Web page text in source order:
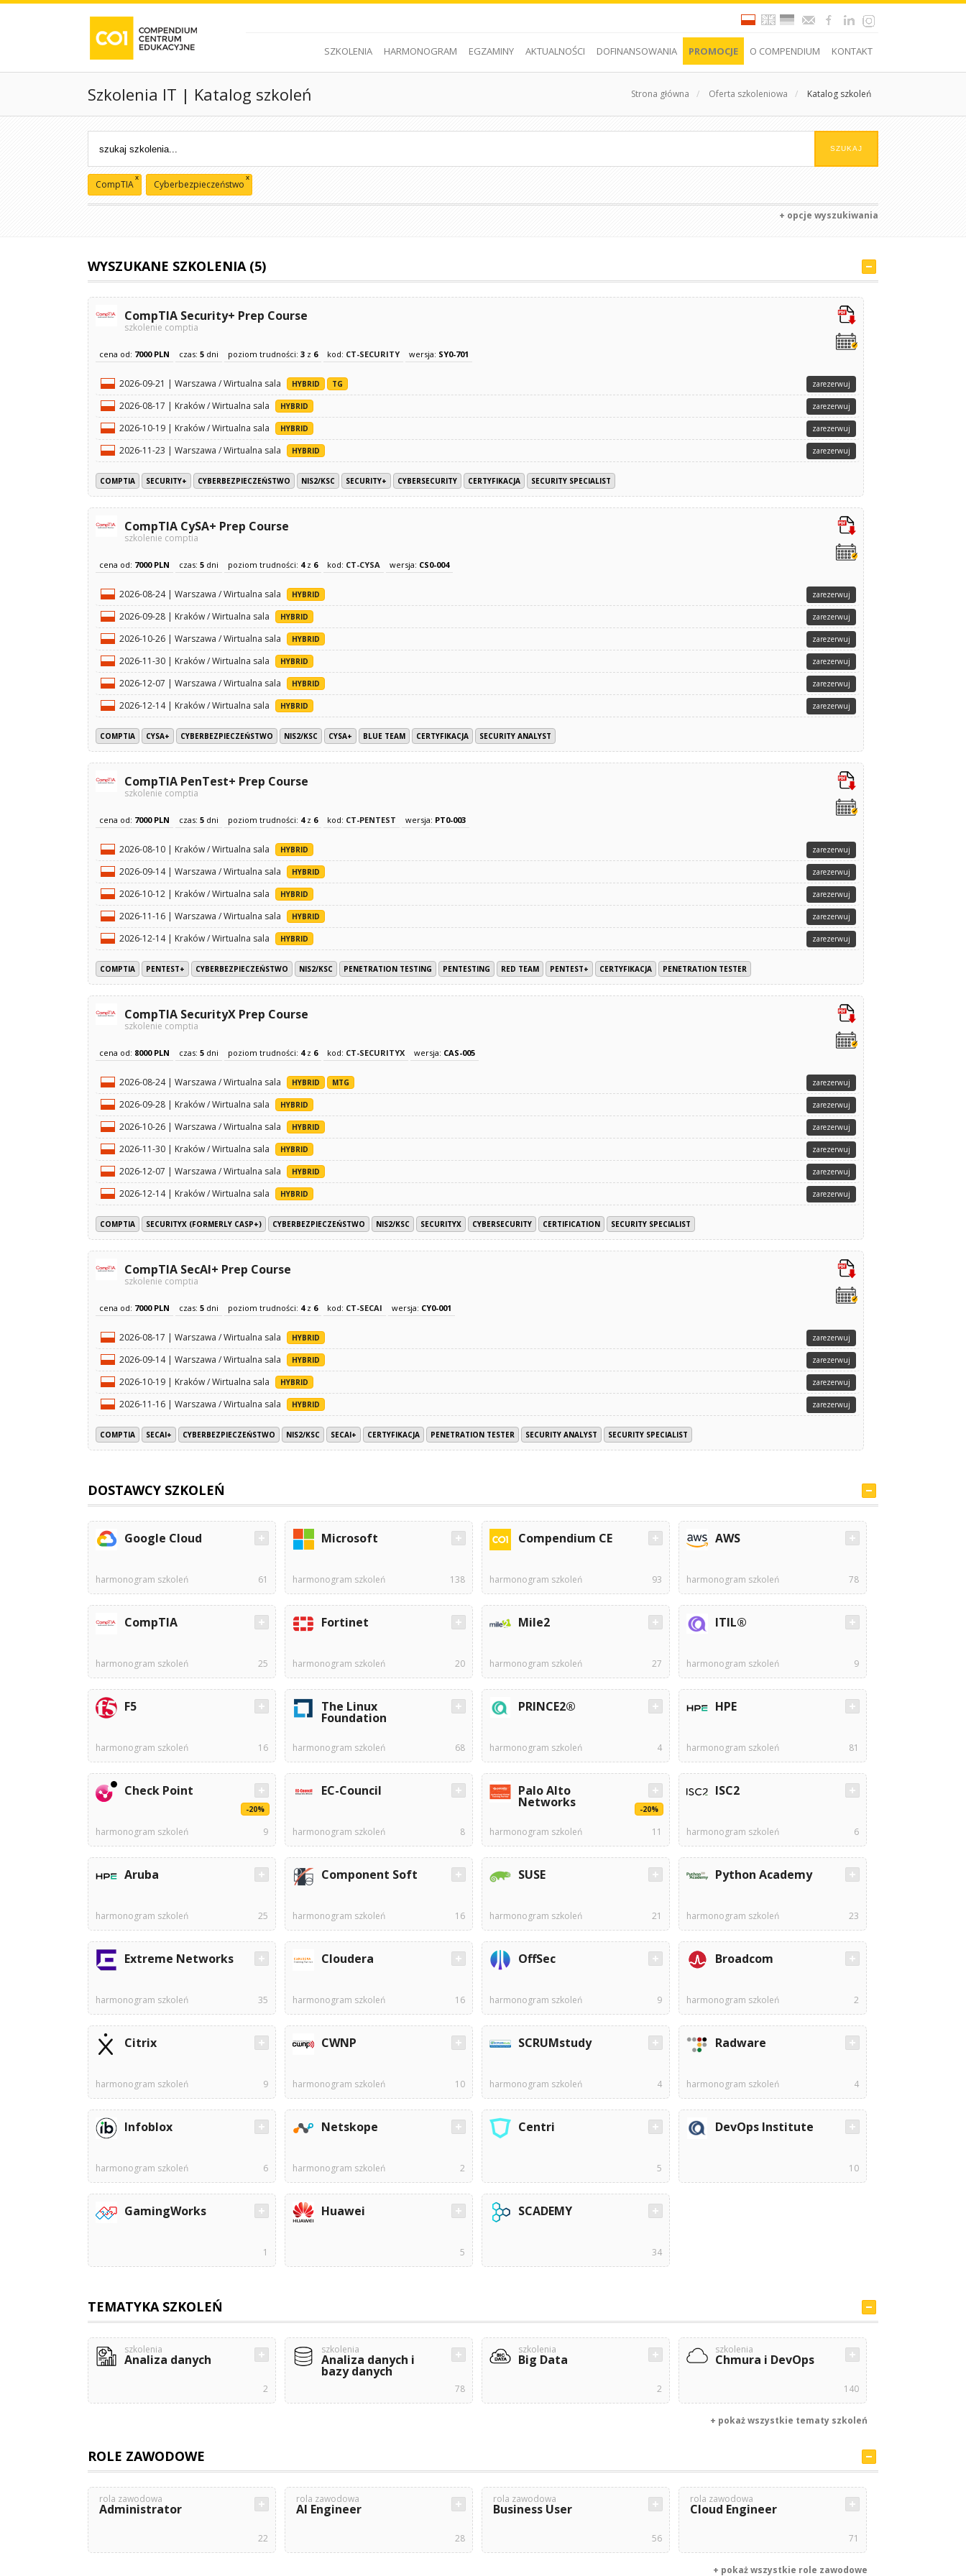
SZKOLENIA HARMONOGRAM EGZAMINY AKTUALNOŚCI DOFINANSOWANIA PROMOCJE O COMPENDIUM KONTAKT
Szkolenia IT | Katalog szkoleń Strona główna / Oferta szkoleniowa / Katalog szkoleń
CompTIA
x
Cyberbezpieczeństwo
x
+ opcje wyszukiwania
WYSZUKANE SZKOLENIA (5)
CompTIA Security+ Prep Course
szkolenie comptia
cena od: 7000 PLN czas: 5 dni poziom trudności: 3 z 6 kod: CT-SECURITY wersja: SY0-701
2026-09-21 | Warszawa / Wirtualna sala HYBRID TG zarezerwuj
2026-08-17 | Kraków / Wirtualna sala HYBRID zarezerwuj
2026-10-19 | Kraków / Wirtualna sala HYBRID zarezerwuj
2026-11-23 | Warszawa / Wirtualna sala HYBRID zarezerwuj
COMPTIA SECURITY+ CYBERBEZPIECZEŃSTWO NIS2/KSC SECURITY+ CYBERSECURITY CERTYFIKACJA SECURITY SPECIALIST
CompTIA CySA+ Prep Course
szkolenie comptia
cena od: 7000 PLN czas: 5 dni poziom trudności: 4z 6 kod: CT-CYSA wersja: CS0-004
2026-08-24 | Warszawa / Wirtualna sala HYBRID zarezerwuj
2026-09-28 | Kraków / Wirtualna sala HYBRID zarezerwuj
2026-10-26 | Warszawa / Wirtualna sala HYBRID zarezerwuj
2026-11-30 | Kraków / Wirtualna sala HYBRID zarezerwuj
2026-12-07 | Warszawa / Wirtualna sala HYBRID zarezerwuj
2026-12-14 | Kraków / Wirtualna sala HYBRID zarezerwuj
COMPTIA CYSA+ CYBERBEZPIECZEŃSTWO NIS2/KSC CYSA+ BLUE TEAM CERTYFIKACJA SECURITY ANALYST
CompTIA PenTest+ Prep Course
szkolenie comptia
cena od: 7000 PLN czas: 5 dni poziom trudności: 4z 6 kod: CT-PENTEST wersja: PT0-003
2026-08-10 | Kraków / Wirtualna sala HYBRID zarezerwuj
2026-09-14 | Warszawa / Wirtualna sala HYBRID zarezerwuj
2026-10-12 | Kraków / Wirtualna sala HYBRID zarezerwuj
2026-11-16 | Warszawa / Wirtualna sala HYBRID zarezerwuj
2026-12-14 | Kraków / Wirtualna sala HYBRID zarezerwuj
COMPTIA PENTEST+ CYBERBEZPIECZEŃSTWO NIS2/KSC PENETRATION TESTING PENTESTING RED TEAM PENTEST+ CERTYFIKACJA PENETRATION TESTER
CompTIA SecurityX Prep Course
szkolenie comptia
cena od: 8000 PLN czas: 5 dni poziom trudności: 4z 6 kod: CT-SECURITYX wersja: CAS-005
2026-08-24 | Warszawa / Wirtualna sala HYBRID MTG zarezerwuj
2026-09-28 | Kraków / Wirtualna sala HYBRID zarezerwuj
2026-10-26 | Warszawa / Wirtualna sala HYBRID zarezerwuj
2026-11-30 | Kraków / Wirtualna sala HYBRID zarezerwuj
2026-12-07 | Warszawa / Wirtualna sala HYBRID zarezerwuj
2026-12-14 | Kraków / Wirtualna sala HYBRID zarezerwuj
COMPTIA SECURITYX (FORMERLY CASP+) CYBERBEZPIECZEŃSTWO NIS2/KSC SECURITYX CYBERSECURITY CERTIFICATION SECURITY SPECIALIST
CompTIA SecAI+ Prep Course
szkolenie comptia
cena od: 7000 PLN czas: 5 dni poziom trudności: 4z 6 kod: CT-SECAI wersja: CY0-001
2026-08-17 | Warszawa / Wirtualna sala HYBRID zarezerwuj
2026-09-14 | Warszawa / Wirtualna sala HYBRID zarezerwuj
2026-10-19 | Kraków / Wirtualna sala HYBRID zarezerwuj
2026-11-16 | Warszawa / Wirtualna sala HYBRID zarezerwuj
COMPTIA SECAI+ CYBERBEZPIECZEŃSTWO NIS2/KSC SECAI+ CERTYFIKACJA PENETRATION TESTER SECURITY ANALYST SECURITY SPECIALIST
DOSTAWCY SZKOLEŃ
Google Cloud
harmonogram szkoleń 61
Microsoft
harmonogram szkoleń 138
Compendium CE
harmonogram szkoleń 93
AWS
harmonogram szkoleń 78
CompTIA
harmonogram szkoleń 25
Fortinet
harmonogram szkoleń 20
Mile2
harmonogram szkoleń 27
ITIL®
harmonogram szkoleń 9
F5
harmonogram szkoleń 16
The Linux
Foundation
harmonogram szkoleń 68
PRINCE2®
harmonogram szkoleń 4
HPE
harmonogram szkoleń 81
Check Point
-20%
harmonogram szkoleń 9
EC-Council
harmonogram szkoleń 8
Palo Alto
Networks -20%
harmonogram szkoleń 11
ISC2
harmonogram szkoleń 6
Aruba
harmonogram szkoleń 25
Component Soft
harmonogram szkoleń 16
SUSE
harmonogram szkoleń 21
Python Academy
harmonogram szkoleń 23
Extreme Networks
harmonogram szkoleń 35
Cloudera
harmonogram szkoleń 16
OffSec
harmonogram szkoleń 9
Broadcom
harmonogram szkoleń 2
Citrix
harmonogram szkoleń 9
CWNP
harmonogram szkoleń 10
SCRUMstudy
harmonogram szkoleń 4
Radware
harmonogram szkoleń 4
Infoblox
harmonogram szkoleń 6
Netskope
harmonogram szkoleń 2
Centri
5
DevOps Institute
10
GamingWorks
1
Huawei
5
SCADEMY
34
TEMATYKA SZKOLEŃ
szkolenia
Analiza danych
2
szkolenia
Analiza danych i
bazy danych
78
szkolenia
Big Data
2
szkolenia
Chmura i DevOps
140
+ pokaż wszystkie tematy szkoleń
ROLE ZAWODOWE
rola zawodowa
Administrator
22
rola zawodowa
AI Engineer
28
rola zawodowa
Business User
56
rola zawodowa
Cloud Engineer
71
+ pokaż wszystkie role zawodowe